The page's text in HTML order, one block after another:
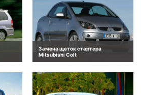
Замена щеток стартера
Mitsubishi Colt